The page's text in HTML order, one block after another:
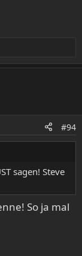
#94
sagen! Steve
So ja mal